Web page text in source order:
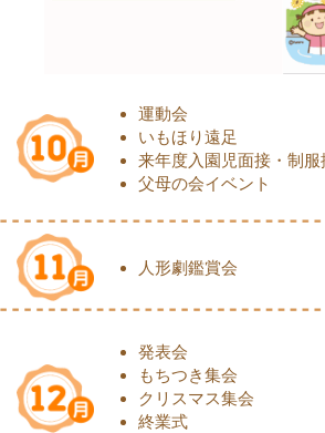
運動会
いもほり遠足
来年度入園児面接・制服
父母の会イベント
人形劇鑑賞会
発表会
もちつき集会
クリスマス集会
終業式